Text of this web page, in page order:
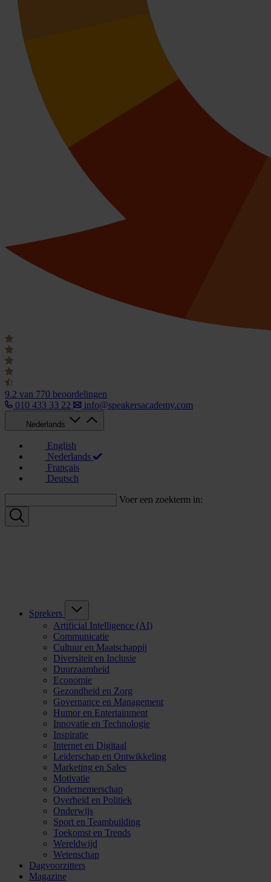
9.2 van 770 beoordelingen
010 433 33 22
info@speakersacademy.com
Nederlands
English
Nederlands
Français
Deutsch
Voer een zoekterm in:
Sprekers
Artificial Intelligence (AI)
Communicatie
Cultuur en Maatschappij
Diversiteit en Inclusie
Duurzaamheid
Economie
Gezondheid en Zorg
Governance en Management
Humor en Entertainment
Innovatie en Technologie
Inspiratie
Internet en Digitaal
Leiderschap en Ontwikkeling
Marketing en Sales
Motivatie
Ondernemerschap
Overheid en Politiek
Onderwijs
Sport en Teambuilding
Toekomst en Trends
Wereldwijd
Wetenschap
Dagvoorzitters
Magazine